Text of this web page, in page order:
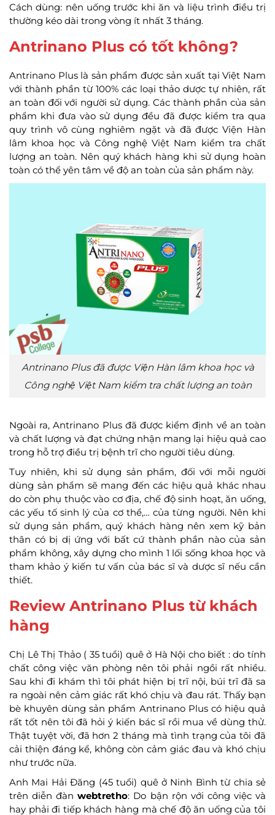
Cách dùng: nên uống trước khi ăn và liệu trình điều trị
thường kéo dài trong vòng ít nhất 3 tháng.
Antrinano Plus có tốt không?
Antrinano Plus là sản phẩm được sản xuất tại Việt Nam
với thành phần từ 100% các loại thảo dược tự nhiên, rất
an toàn đối với người sử dụng. Các thành phần của sản
phẩm khi đưa vào sử dụng đều đã được kiểm tra qua
quy trình vô cùng nghiêm ngặt và đã được Viện Hàn
lâm khoa học và Công nghệ Việt Nam kiểm tra chất
lượng an toàn. Nên quý khách hàng khi sử dụng hoàn
toàn có thể yên tâm về độ an toàn của sản phẩm này.
Antrinano Plus đã được Viện Hàn lâm khoa học và
Công nghệ Việt Nam kiểm tra chất lượng an toàn
Ngoài ra, Antrinano Plus đã được kiểm định về an toàn
và chất lượng và đạt chứng nhận mang lại hiệu quả cao
trong hỗ trợ điều trị bệnh trĩ cho người tiêu dùng.
Tuy nhiên, khi sử dụng sản phẩm, đối với mỗi người
dùng sản phẩm sẽ mang đến các hiệu quả khác nhau
do còn phụ thuộc vào cơ địa, chế độ sinh hoạt, ăn uống,
các yếu tố sinh lý của cơ thể,… của từng người. Nên khi
sử dụng sản phẩm, quý khách hàng nên xem kỹ bản
thân có bị dị ứng với bất cứ thành phần nào của sản
phẩm không, xây dựng cho mình 1 lối sống khoa học và
tham khảo ý kiến tư vấn của bác sĩ và dược sĩ nếu cần
thiết.
Review Antrinano Plus từ khách
hàng
Chị Lê Thị Thảo ( 35 tuổi) quê ở Hà Nội cho biết : do tính
chất công việc văn phòng nên tôi phải ngồi rất nhiều.
Sau khi đi khám thì tôi phát hiện bị trĩ nội, búi trĩ đã sa
ra ngoài nên cảm giác rất khó chịu và đau rát. Thấy bạn
bè khuyên dùng sản phẩm Antrinano Plus có hiệu quả
rất tốt nên tôi đã hỏi ý kiến bác sĩ rồi mua về dùng thử.
Thật tuyệt vời, đã hơn 2 tháng mà tình trạng của tôi đã
cải thiện đáng kể, không còn cảm giác đau và khó chịu
như trước nữa.
Anh Mai Hải Đăng (45 tuổi) quê ở Ninh Bình từ chia sẻ
trên diễn đànwebtretho: Do bận rộn với công việc và
hay phải đi tiếp khách hàng mà chế độ ăn uống của tôi